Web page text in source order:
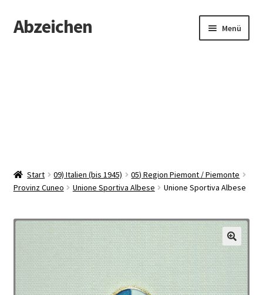
Zur
Navigation
Zum
Inhalt
Abzeichen Menü
Start 09) Italien (bis 1945)
05) Region Piemont / Piemonte
Provinz Cuneo
Unione Sportiva Albese Unione Sportiva Albese